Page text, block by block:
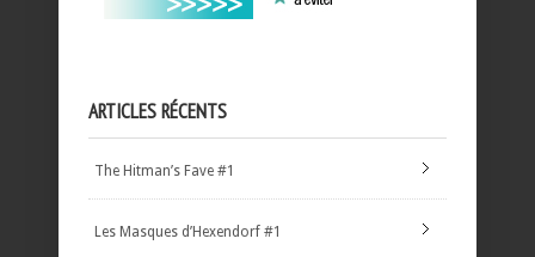
ARTICLES RÉCENTS
The Hitman’s Fave #1
Les Masques d’Hexendorf #1